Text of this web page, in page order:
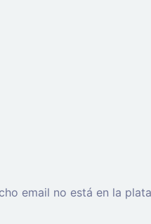
email no está en la